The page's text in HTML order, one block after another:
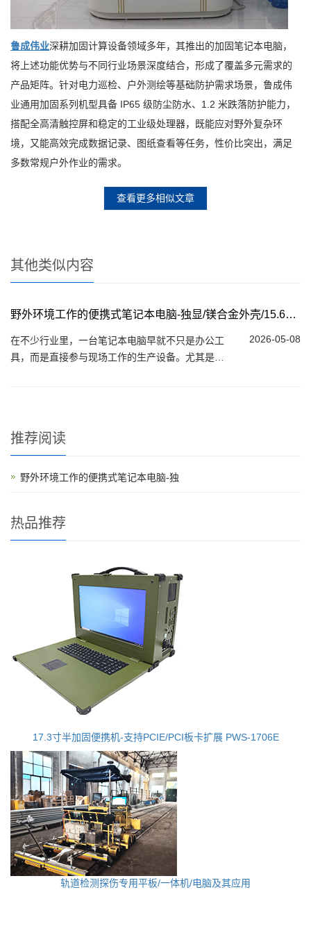
鲁成伟业深耕加固计算设备领域多年，其推出的加固笔记本电脑，
将上述功能优势与不同行业场景深度结合，形成了覆盖多元需求的
产品矩阵。针对电力巡检、户外测绘等基础防护需求场景，鲁成伟
业通用加固系列机型具备 IP65 级防尘防水、1.2 米跌落防护能力，
搭配全高清触控屏和稳定的工业级处理器，既能应对野外复杂环
境，又能高效完成数据记录、图纸查看等任务，性价比突出，满足
多数常规户外作业的需求。
查看更多相似文章
其他类似内容
野外环境工作的便携式笔记本电脑-独显/镁合金外壳/15.6英寸
2026-05-08
在不少行业里，一台笔记本电脑早就不只是办公工
具，而是直接参与现场工作的生产设备。尤其是在
见，普通消费级笔记本很难长期扛住。在这样...
推荐阅读
野外环境工作的便携式笔记本电脑-独
热品推荐
17.3寸半加固便携机-支持PCIE/PCI板卡扩展 PWS-1706E
轨道检测探伤专用平板/一体机/电脑及其应用